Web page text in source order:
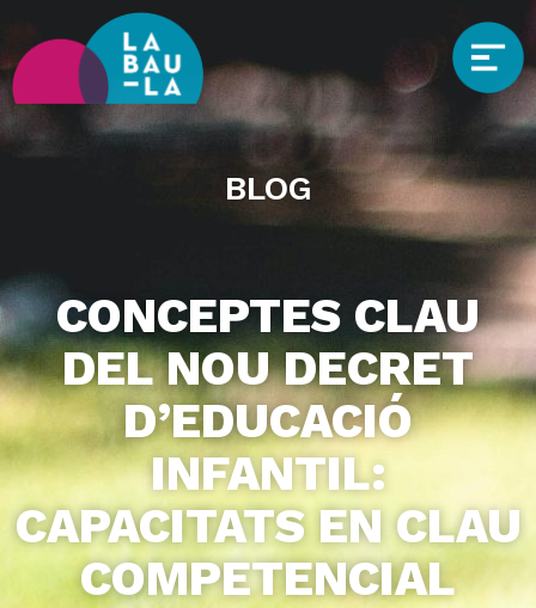
BLOG
CONCEPTES CLAU
DEL NOU DECRET
D’EDUCACIÓ
INFANTIL:
CAPACITATS EN CLAU
COMPETENCIAL